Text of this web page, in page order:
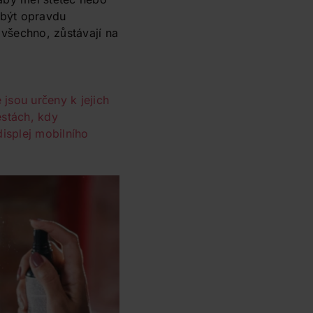
opravdu
zůstávají na
určeny k jejich
kdy
mobilního